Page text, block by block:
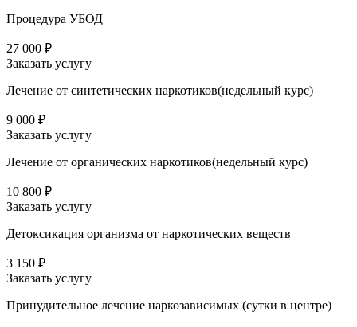
Процедура УБОД
27 000 ₽
Заказать услугу
Лечение от синтетических наркотиков(недельный курс)
9 000 ₽
Заказать услугу
Лечение от органических наркотиков(недельный курс)
10 800 ₽
Заказать услугу
Детоксикация организма от наркотических веществ
3 150 ₽
Заказать услугу
Принудительное лечение наркозависимых (сутки в центре)